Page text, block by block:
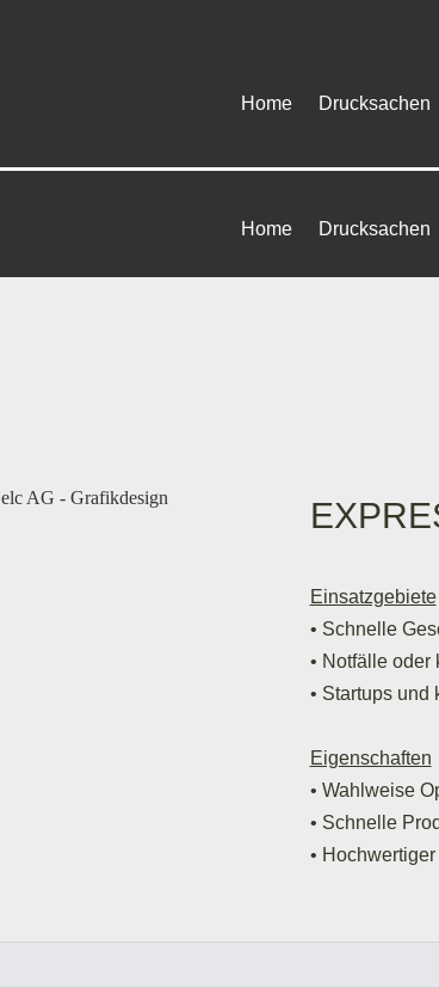
Home Drucksachen
Home Drucksachen
Einsatzgebiete
• Schnelle
• Notfälle oder
• Startups und
Eigenschaften
• Wahlweise
• Schnelle
•